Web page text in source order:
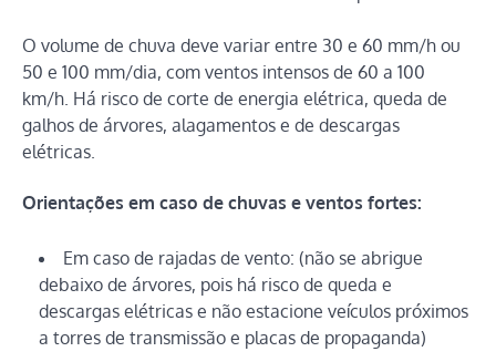
O volume de chuva deve variar entre 30 e 60 mm/h ou
50 e 100 mm/dia, com ventos intensos de 60 a 100
km/h. Há risco de corte de energia elétrica, queda de
galhos de árvores, alagamentos e de descargas
elétricas.
Orientações em caso de chuvas e ventos fortes:
Em caso de rajadas de vento: (não se abrigue
debaixo de árvores, pois há risco de queda e
descargas elétricas e não estacione veículos próximos
a torres de transmissão e placas de propaganda)